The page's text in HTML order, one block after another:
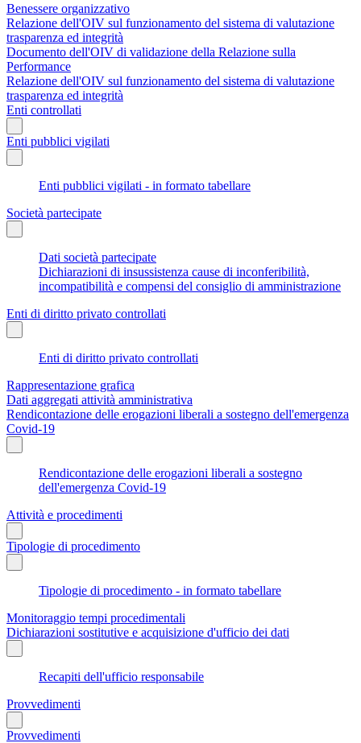
Benessere organizzativo
Relazione dell'OIV sul funzionamento del sistema di valutazione
trasparenza ed integrità
Documento dell'OIV di validazione della Relazione sulla
Performance
Relazione dell'OIV sul funzionamento del sistema di valutazione
trasparenza ed integrità
Enti controllati
Enti pubblici vigilati
Enti pubblici vigilati - in formato tabellare
Società partecipate
Dati società partecipate
Dichiarazioni di insussistenza cause di inconferibilità,
incompatibilità e compensi del consiglio di amministrazione
Enti di diritto privato controllati
Enti di diritto privato controllati
Rappresentazione grafica
Dati aggregati attività amministrativa
Rendicontazione delle erogazioni liberali a sostegno dell'emergenza
Covid-19
Rendicontazione delle erogazioni liberali a sostegno
dell'emergenza Covid-19
Attività e procedimenti
Tipologie di procedimento
Tipologie di procedimento - in formato tabellare
Monitoraggio tempi procedimentali
Dichiarazioni sostitutive e acquisizione d'ufficio dei dati
Recapiti dell'ufficio responsabile
Provvedimenti
Provvedimenti